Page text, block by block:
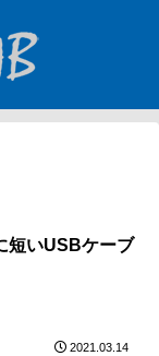
短いUSBケーブ
2021.03.14